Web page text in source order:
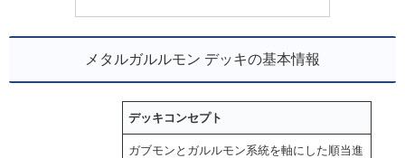
メタルガルルモン デッキの基本情報
デッキコンセプト
ガブモンとガルルモン系統を軸にした順当進